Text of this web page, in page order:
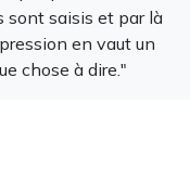
sont saisis et par là
en vaut un
chose à dire."